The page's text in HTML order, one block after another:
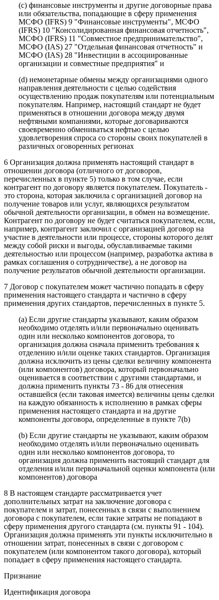
(c) финансовые инструменты и другие договорные права
или обязательства, попадающие в сферу применения
МСФО (IFRS) 9 "Финансовые инструменты", МСФО
(IFRS) 10 "Консолидированная финансовая отчетность",
МСФО (IFRS) 11 "Совместное предпринимательство",
МСФО (IAS) 27 "Отдельная финансовая отчетность" и
МСФО (IAS) 28 "Инвестиции в ассоциированные
организации и совместные предприятия" и
(d) немонетарные обмены между организациями одного
направления деятельности с целью содействия
осуществлению продаж покупателям или потенциальным
покупателям. Например, настоящий стандарт не будет
применяться в отношении договора между двумя
нефтяными компаниями, которые договариваются
своевременно обмениваться нефтью с целью
удовлетворения спроса со стороны своих покупателей в
различных оговоренных регионах
6 Организация должна применять настоящий стандарт в
отношении договора (отличного от договоров,
перечисленных в пункте 5) только в том случае, если
контрагент по договору является покупателем. Покупатель -
это сторона, которая заключила с организацией договор на
получение товаров или услуг, являющихся результатом
обычной деятельности организации, в обмен на возмещение.
Контрагент по договору не будет считаться покупателем, если,
например, контрагент заключил с организацией договор на
участие в деятельности или процессе, стороны которого делят
между собой риски и выгоды, обуславливаемые такими
деятельностью или процессом (например, разработка актива в
рамках соглашения о сотрудничестве), а не договор на
получение результатов обычной деятельности организации.
7 Договор с покупателем может частично попадать в сферу
применения настоящего стандарта и частично в сферу
применения других стандартов, перечисленных в пункте 5.
(a) Если другие стандарты указывают, каким образом
необходимо отделять и/или первоначально оценивать
один или несколько компонентов договора, то
организация должна сначала применить требования к
отделению и/или оценке таких стандартов. Организация
должна исключить из цены сделки величину компонента
(или компонентов) договора, который первоначально
оценивается в соответствии с другими стандартами, и
должна применить пункты 73 - 86 для отнесения
оставшейся (если таковая имеется) величины цены сделки
на каждую обязанность к исполнению в рамках сферы
применения настоящего стандарта и на другие
компоненты договора, определенные в пункте 7(b)
(b) Если другие стандарты не указывают, каким образом
необходимо отделять и/или первоначально оценивать
один или несколько компонентов договора, то
организация должна применить настоящий стандарт для
отделения и/или первоначальной оценки компонента (или
компонентов) договора
8 В настоящем стандарте рассматривается учет
дополнительных затрат на заключение договора с
покупателем и затрат, понесенных в связи с выполнением
договора с покупателем, если такие затраты не попадают в
сферу применения другого стандарта (см. пункты 91 - 104).
Организация должна применять эти пункты исключительно в
отношении затрат, понесенных в связи с договором с
покупателем (или компонентом такого договора), который
попадает в сферу применения настоящего стандарта.
Признание
Идентификация договора